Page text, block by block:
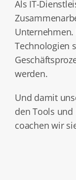
Als IT-
Unternehmen.
Technologien
werden.
Und damit
den Tools
coachen wir